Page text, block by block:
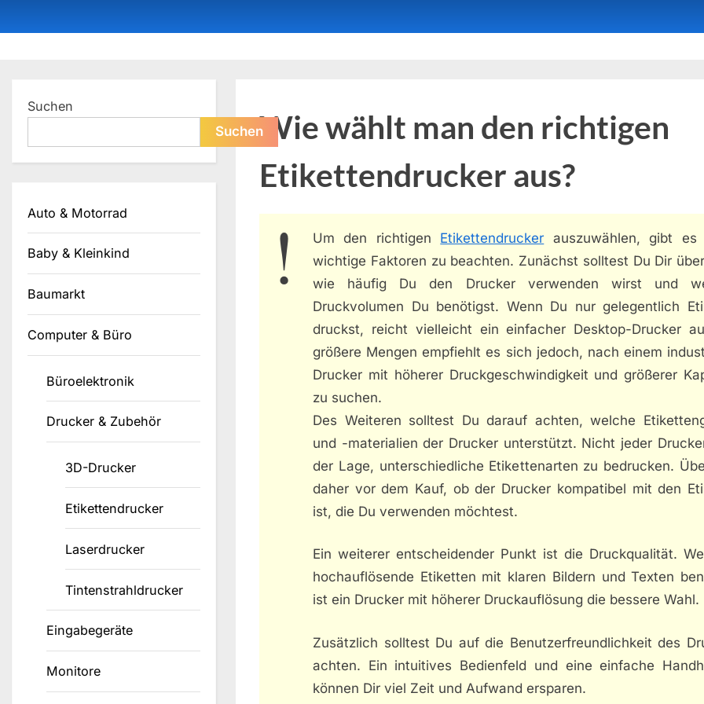
to
Wie wählt man den richtigen
Etikettendrucker aus?
Um den richtigen Etikettendrucker auszuwählen, gibt es
wichtige Faktoren zu beachten. Zunächst solltest Du Dir
wie häufig Du den Drucker verwenden wirst und
Druckvolumen Du benötigst. Wenn Du nur gelegentlich
druckst, reicht vielleicht ein einfacher Desktop-Drucker
größere Mengen empfiehlt es sich jedoch, nach einem
Drucker mit höherer Druckgeschwindigkeit und größerer
zu suchen.
Des Weiteren solltest Du darauf achten, welche
und -materialien der Drucker unterstützt. Nicht jeder
der Lage, unterschiedliche Etikettenarten zu bedrucken.
daher vor dem Kauf, ob der Drucker kompatibel mit den
ist, die Du verwenden möchtest.
Ein weiterer entscheidender Punkt ist die Druckqualität.
hochauflösende Etiketten mit klaren Bildern und Texten
ist ein Drucker mit höherer Druckauflösung die bessere Wahl.
Zusätzlich solltest Du auf die Benutzerfreundlichkeit des
achten. Ein intuitives Bedienfeld und eine einfache
können Dir viel Zeit und Aufwand ersparen.
Suchen
Suchen
Auto & Motorrad
Baby & Kleinkind
Baumarkt
Computer & Büro
Büroelektronik
Drucker & Zubehör
3D-Drucker
Etikettendrucker
Laserdrucker
Tintenstrahldrucker
Eingabegeräte
Monitore